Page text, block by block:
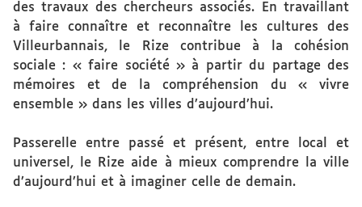
des travaux des chercheurs associés. En travaillant
à faire connaître et reconnaître les cultures des
Villeurbannais, le Rize contribue à la cohésion
sociale : « faire société » à partir du partage des
mémoires et de la compréhension du « vivre
ensemble » dans les villes d’aujourd’hui.
Passerelle entre passé et présent, entre local et
universel, le Rize aide à mieux comprendre la ville
d’aujourd’hui et à imaginer celle de demain.